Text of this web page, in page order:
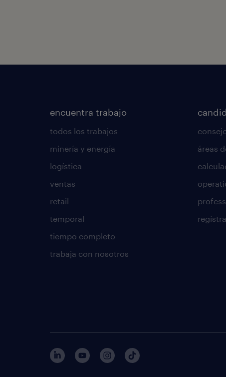
encuentra trabajo
todos los trabajos
minería y energía
logística
ventas
retail
temporal
tiempo completo
trabaja con nosotros
áreas